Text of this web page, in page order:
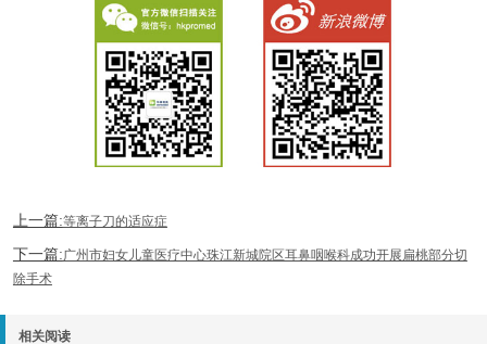
上一篇:等离子刀的适应症
下一篇:广州市妇女儿童医疗中心珠江新城院区耳鼻咽喉科成功开展扁桃部分切
除手术
相关阅读